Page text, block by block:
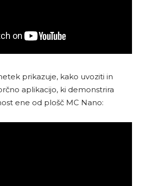
prikazuje, kako uvoziti in
aplikacijo, ki demonstrira
ene od plošč MC Nano: